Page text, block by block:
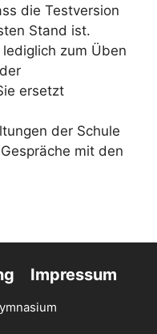
die Testversion
Stand ist.
zum Üben
ersetzt
der Schule
mit den
Impressum